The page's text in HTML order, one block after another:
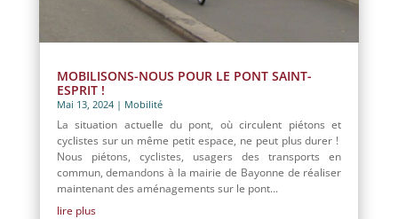
MOBILISONS-NOUS POUR LE PONT SAINT-
ESPRIT !
Mai 13, 2024| Mobilité
La situation actuelle du pont, où circulent piétons et
cyclistes sur un même petit espace, ne peut plus durer !
Nous piétons, cyclistes, usagers des transports en
commun, demandons à la mairie de Bayonne de réaliser
maintenant des aménagements sur le pont...
lire plus